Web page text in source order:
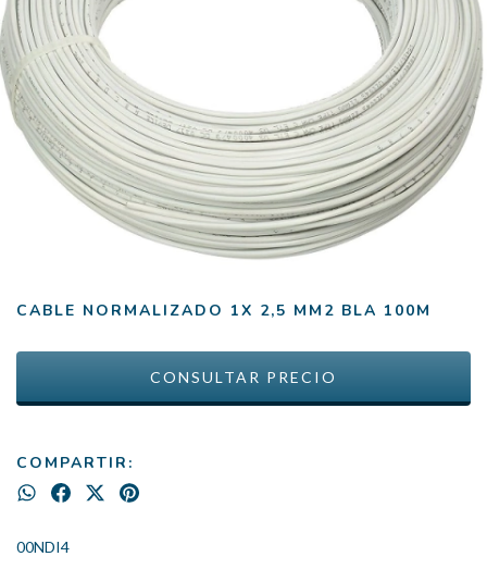
CABLE NORMALIZADO 1X 2,5 MM2 BLA 100M
COMPARTIR:
00NDI4